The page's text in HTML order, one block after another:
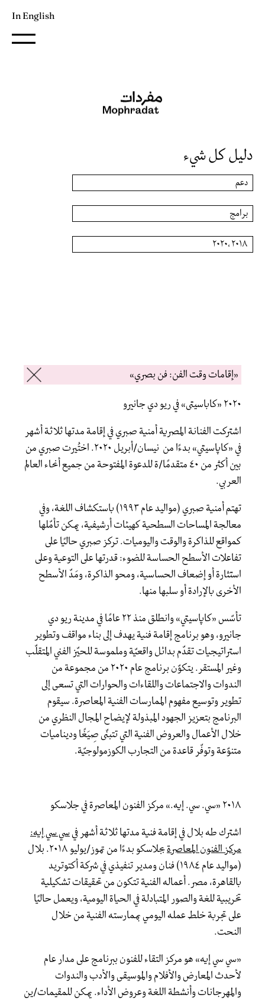
In English
دليل كل شيء
دعم
برامج
٢٠١٨ ،٢٠٢٠
«إقامات وقت الفن: فن بصري»
٢٠٢٠ «كاباسيتى» في ريو دي جانيرو
اشتركت الفنانة المصرية أمنية صبري في إقامة مدتها ثلاثة أشهر
في «كاپاسيتي» بدءًا من نيسان/أبريل ٢٠٢٠. اختُيرت صبري من
بين أكثر من ٤٠ متقدمًا/ة للدعوة المفتوحة من جميع أنحاء العالم
العربي.
تهتم أمنية صبري (مواليد عام ١٩٩٣) باستكشاف اللغة، وفي
معالجة المساحات السطحية كهيئات أرشيفية، يمكن تأمّلها
كمواقع للذاكرة والوقت واليوميات. تركز صبري حاليًا على
تفاعلات الأسطح الحساسة للضوء: قدرتها على التوعية وعلى
استثارة أو إضعاف الحساسية، ومحو الذاكرة، ومَدّ الأسطح
الأخرى بالإرادة أو سلبها منها.
تأسّس «كاپاسيتي» وانطلق منذ ٢٢ عامًا في مدينة ريو دي
جانيرو، وهو برنامج إقامة فنية يهدف إلى بناء مواقف وتطوير
استراتيجيات تقدّم بدائل واقعيّة وملموسة للحيّز الفني المتقلّب
وغير المستقر. يتكوّن برنامج عام ٢٠٢٠ من مجموعة من
الندوات والاجتماعات واللقاءات والحوارات التي تسعى إلى
تطوير وتوسيع مفهوم الممارسات الفنية المعاصرة. سيقوم
البرنامج بتعزيز الجهود المبذولة لإيضاح المجال النظري من
خلال الأعمال والعروض الفنية التي تتبنّى صِيَغًا وديناميات
متنوّعة وتوفّر قاعدة من التجارب الكوزمولوجيّة.
٢٠١٨ «سي. سي. إيه.» مركز الفنون المعاصرة في جلاسكو
اشترك طه بلال في إقامة فنية مدتها ثلاثة أشهر فيسي سي إيه:
مركز الفنون المعاصرة
بجلاسكو بدءًا من تموز/يوليو ٢٠١٨. بلال
(مواليد عام ١٩٨٤) فنان ومدير تنفيذي في شركة أكتوتريد
بالقاهرة، مصر. أعماله الفنية تتكون من تحقيقات تشكيلية
تخريبية للغة والصور المتبادلة في الحياة اليومية، ويعمل حاليًا
على تجربة خلط عمله اليومي بممارسته الفنية من خلال
النحت.
«سي سي إيه» هو مركز التقاء للفنون ببرنامج على مدار عام
لأحدث المعارض والأفلام والموسيقى والأدب والندوات
والمهرجانات وأنشطة اللغة وعروض الأداء. يمكن للمقيمات/ين